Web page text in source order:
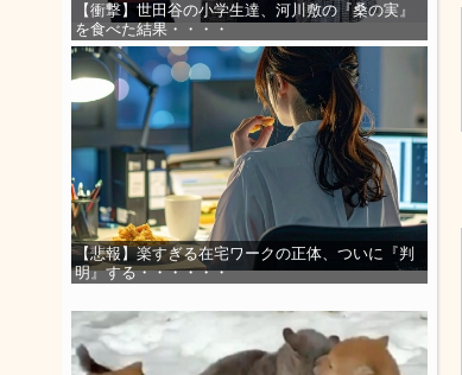
【衝撃】世田谷の小学生達、河川敷の『桑の実』
を食べた結果・・・・
【悲報】楽すぎる在宅ワークの正体、ついに『判
明』する・・・・・・